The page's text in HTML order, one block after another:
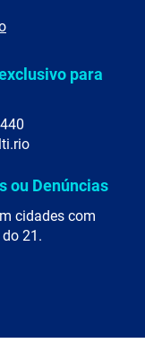
para
ou Denúncias
cidades com
21.